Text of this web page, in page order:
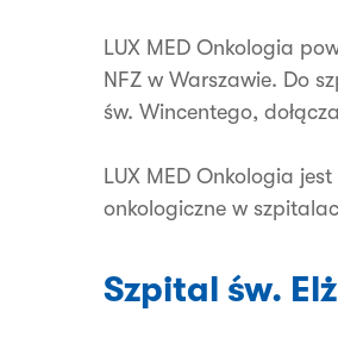
LUX MED Onkologia
NFZ w Warszawie. Do
św. Wincentego,
LUX MED Onkologia
onkologiczne w
Szpital św.